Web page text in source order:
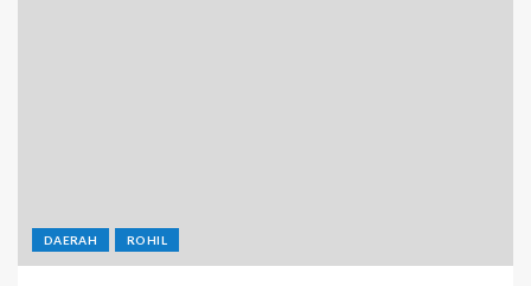
DAERAH ROHIL